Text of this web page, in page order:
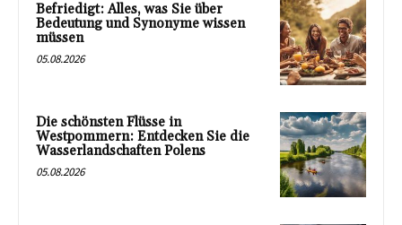
Befriedigt: Alles, was Sie über
Bedeutung und Synonyme wissen
müssen
05.08.2026
Die schönsten Flüsse in
Westpommern: Entdecken Sie die
Wasserlandschaften Polens
05.08.2026